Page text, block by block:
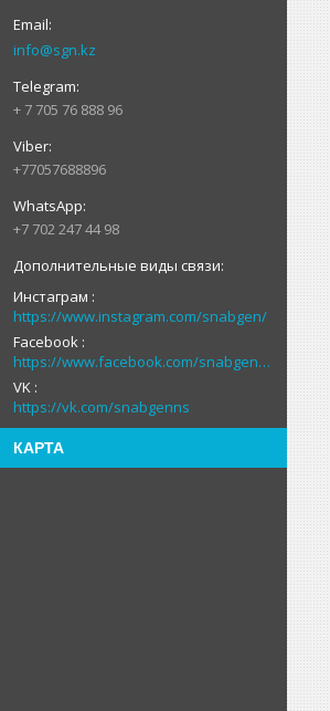
info@sgn.kz
+ 7 705 76 888 96
+77057688896
+7 702 247 44 98
Инстаграм
https://www.instagram.com/snabgen/
Facebook
https://www.facebook.com/snabgenNS
VK
https://vk.com/snabgenns
КАРТА